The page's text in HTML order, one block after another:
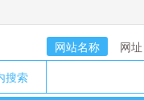
网站名称
网址
搜索